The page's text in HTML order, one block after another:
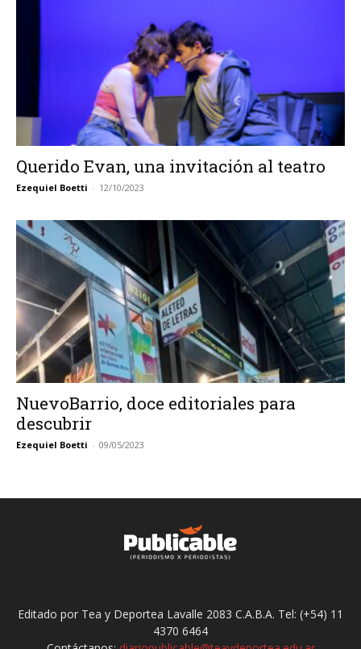
Querido Evan, una invitación al teatro
Ezequiel Boetti - 12/10/2023
NuevoBarrio, doce editoriales para
descubrir
Ezequiel Boetti - 09/05/2023
Editado por Tea y Deportea Lavalle 2083 C.A.B.A. Tel: (+54) 11
4370 6464